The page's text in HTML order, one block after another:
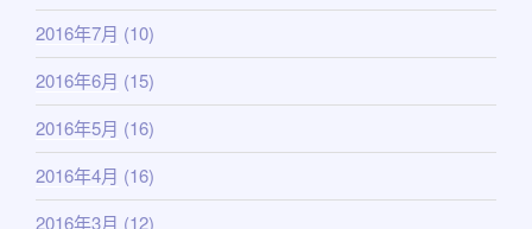
2016年7月 (10)
2016年6月 (15)
2016年5月 (16)
2016年4月 (16)
2016年3月 (12)